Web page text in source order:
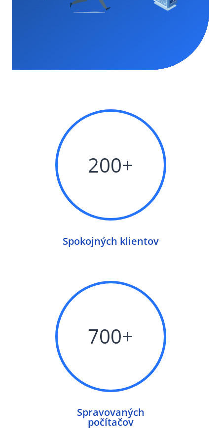
200+
Spokojných klientov
700+
Spravovaných
počítačov